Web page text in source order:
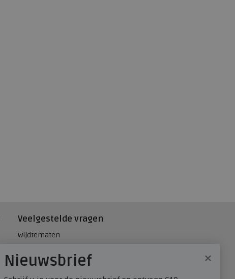
Veelgestelde vragen
Wijdtematen
Maatadvies, wat is mijn
schoenmaat?
×
Nieuwsbrief